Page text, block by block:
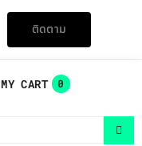
ติดตาม
MY CART 0